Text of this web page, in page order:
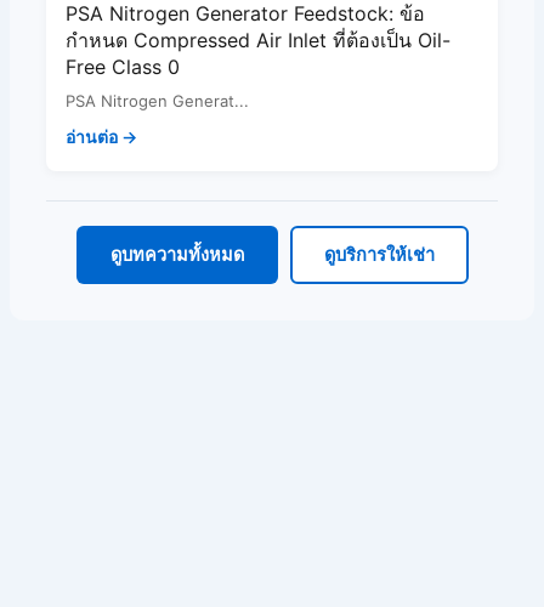
PSA Nitrogen Generator Feedstock: ข้อ
กำหนด Compressed Air Inlet ที่ต้องเป็น Oil-
Free Class 0
PSA Nitrogen Generat...
อ่านต่อ →
ดูบทความทั้งหมด ดูบริการให้เช่า